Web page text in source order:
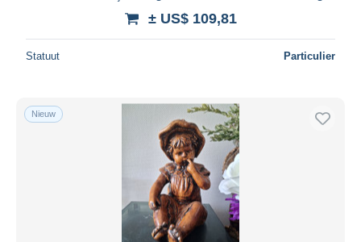
± US$ 109,81
Statuut Particulier
Nieuw